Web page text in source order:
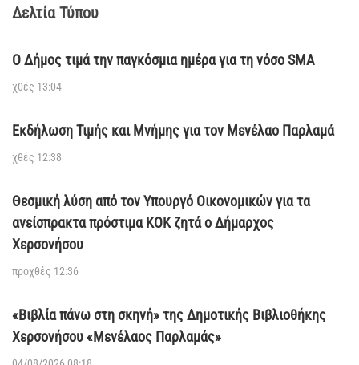
Δελτία Τύπου
Ο Δήμος τιμά την παγκόσμια ημέρα για τη νόσο SMA
χθές 13:04
Εκδήλωση Τιμής και Μνήμης για τον Μενέλαο Παρλαμά
χθές 12:38
Θεσμική λύση από τον Υπουργό Οικονομικών για τα
ανείσπρακτα πρόστιμα ΚΟΚ ζητά ο Δήμαρχος
Χερσονήσου
προχθές 12:36
«Βιβλία πάνω στη σκηνή» της Δημοτικής Βιβλιοθήκης
Χερσονήσου «Μενέλαος Παρλαμάς»